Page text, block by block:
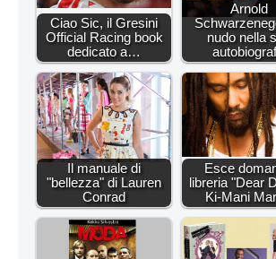
Ciao Sic, il Gresini
Official Racing book
dedicato a…
Arnold
nudo nella
Il manuale di
"bellezza" di Lauren
Conrad
Esce
libreria "Dear
Ki-Mani